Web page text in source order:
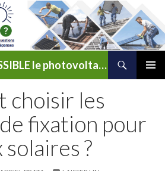
123elec rend ACCESSIBLE le photovoltaïque
choisir les
fixation pour
?